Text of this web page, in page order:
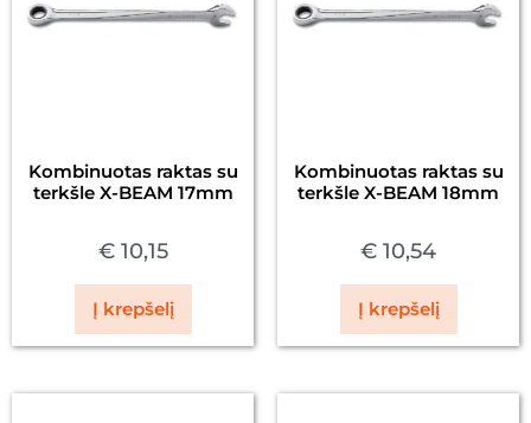
Kombinuotas raktas su
terkšle X-BEAM 17mm
€10,15
Į krepšelį
Kombinuotas raktas su
terkšle X-BEAM 18mm
€ 10,54
Į krepšelį